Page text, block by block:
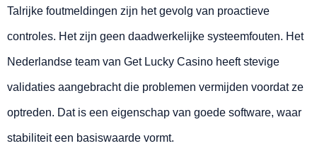
Talrijke foutmeldingen zijn het gevolg van proactieve
controles. Het zijn geen daadwerkelijke systeemfouten. Het
Nederlandse team van Get Lucky Casino heeft stevige
validaties aangebracht die problemen vermijden voordat ze
optreden. Dat is een eigenschap van goede software, waar
stabiliteit een basiswaarde vormt.